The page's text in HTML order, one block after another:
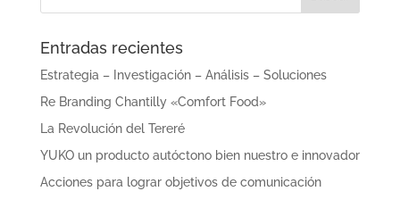
Entradas recientes
Estrategia – Investigación – Análisis – Soluciones
Re Branding Chantilly «Comfort Food»
La Revolución del Tereré
YUKO un producto autóctono bien nuestro e innovador
Acciones para lograr objetivos de comunicación